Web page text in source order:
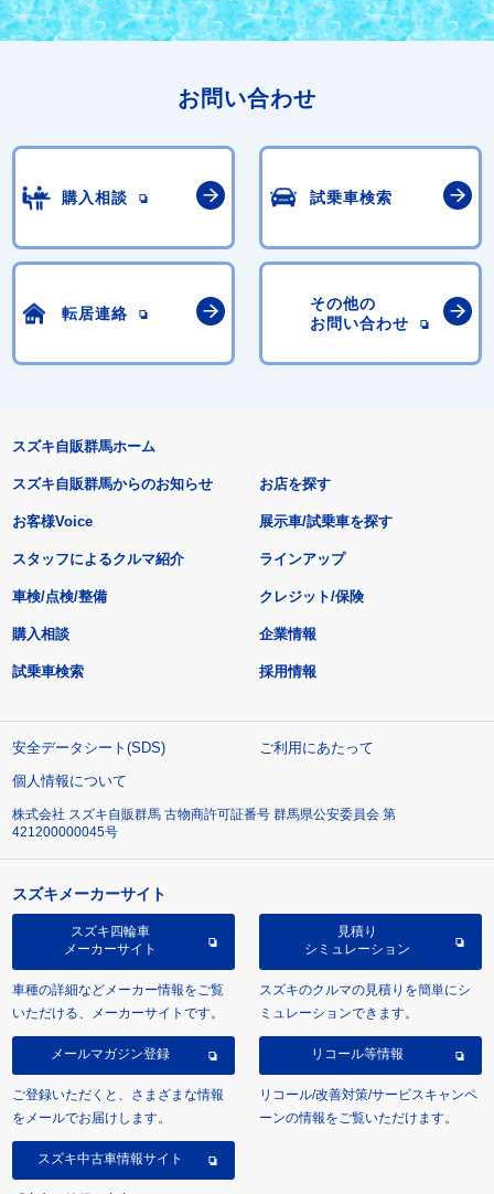
お問い合わせ
購入相談 試乗車検索
転居連絡
その他の
お問い合わせ
スズキ自販群馬ホーム
スズキ自販群馬からのお知らせ
お客様Voice
スタッフによるクルマ紹介
お店を探す
展示車/試乗車を探す
ラインアップ
車検/点検/整備 クレジット/保険
購入相談
試乗車検索
企業情報
採用情報
安全データシート(SDS)
ご利用にあたって
個人情報について
株式会社 スズキ自販群馬 古物商許可証番号 群馬県公安委員会 第
421200000045号
スズキメーカーサイト
スズキ四輪車
メーカーサイト
車種の詳細などメーカー情報をご覧
いただける、メーカーサイトです。
見積り
シミュレーション
スズキのクルマの見積りを簡単にシ
ミュレーションできます。
メールマガジン登録
ご登録いただくと、さまざまな情報
をメールでお届けします。
リコール等情報
リコール/改善対策/サービスキャンペ
ーンの情報をご覧いただけます。
スズキ中古車情報サイト